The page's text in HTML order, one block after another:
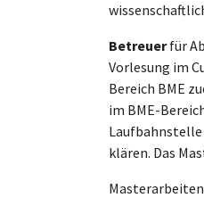
Betreuerfür
Vorlesung im
Bereich BME
im BME-
Laufbahnstelle
klären. Das